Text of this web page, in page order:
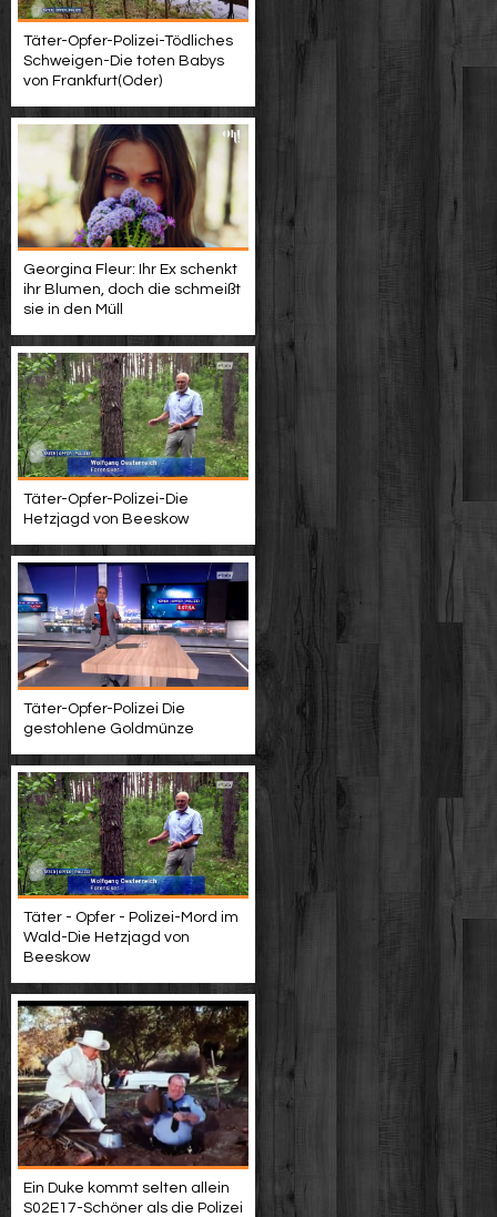
Täter-Opfer-Polizei-Tödliches
Schweigen-Die toten Babys
von Frankfurt(Oder)
Georgina Fleur: Ihr Ex schenkt
ihr Blumen, doch die schmeißt
sie in den Müll
Täter-Opfer-Polizei-Die
Hetzjagd von Beeskow
Täter-Opfer-Polizei Die
gestohlene Goldmünze
Täter - Opfer - Polizei-Mord im
Wald-Die Hetzjagd von
Beeskow
Ein Duke kommt selten allein
S02E17-Schöner als die Polizei